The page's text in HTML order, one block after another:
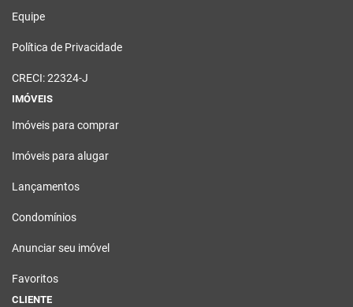
Equipe
Política de Privacidade
CRECI: 22324-J
IMÓVEIS
Imóveis para comprar
Imóveis para alugar
Lançamentos
Condomínios
Anunciar seu imóvel
Favoritos
CLIENTE